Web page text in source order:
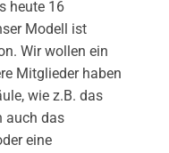
heute 16
Modell ist
Wir wollen ein
Mitglieder haben
wie z.B. das
auch das
eine